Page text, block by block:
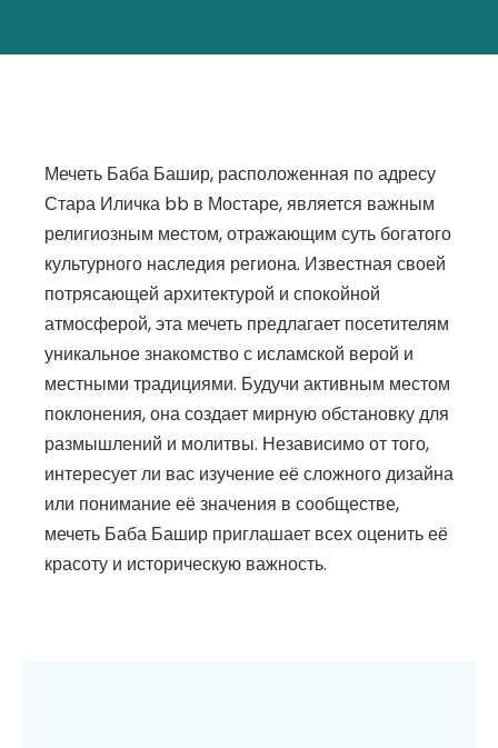
Мечеть Баба Башир, расположенная по адресу
Стара Иличка bb в Мостаре, является важным
религиозным местом, отражающим суть богатого
культурного наследия региона. Известная своей
потрясающей архитектурой и спокойной
атмосферой, эта мечеть предлагает посетителям
уникальное знакомство с исламской верой и
местными традициями. Будучи активным местом
поклонения, она создает мирную обстановку для
размышлений и молитвы. Независимо от того,
интересует ли вас изучение её сложного дизайна
или понимание её значения в сообществе,
мечеть Баба Башир приглашает всех оценить её
красоту и историческую важность.